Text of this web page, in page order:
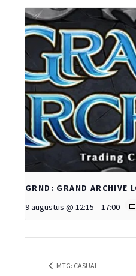
GRND: GRAND ARCHIVE
9 augustus @ 12:15 - 17:00
MTG: CASUAL